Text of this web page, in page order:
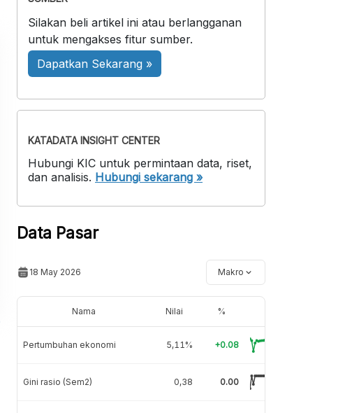
Silakan beli artikel ini atau berlangganan
untuk mengakses fitur sumber.
Dapatkan Sekarang »
KATADATA INSIGHT CENTER
Hubungi KIC untuk permintaan data, riset,
dan analisis. Hubungi sekarang »
Data Pasar
18 May 2026 Makro
Nama Nilai %
Pertumbuhan ekonomi 5,11% +0.08
Gini rasio (Sem2) 0,38 0.00